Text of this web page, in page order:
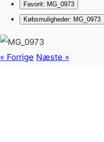
Favorit: MG_0973
Købsmuligheder: MG_0973
« Forrige Næste »